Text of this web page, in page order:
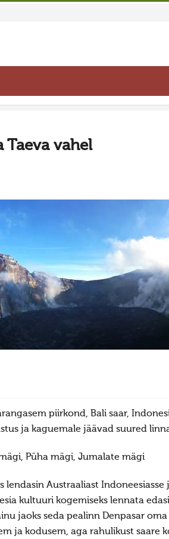
Taeva vahel
piirkond, Bali saar,
ja kaguemale jäävad suured
Püha mägi, Jumalate mägi
lendasin Austraaliast
kultuuri kogemiseks lennata
jaoks seda pealinn Denpasar
ja kodusem, aga rahulikust saare